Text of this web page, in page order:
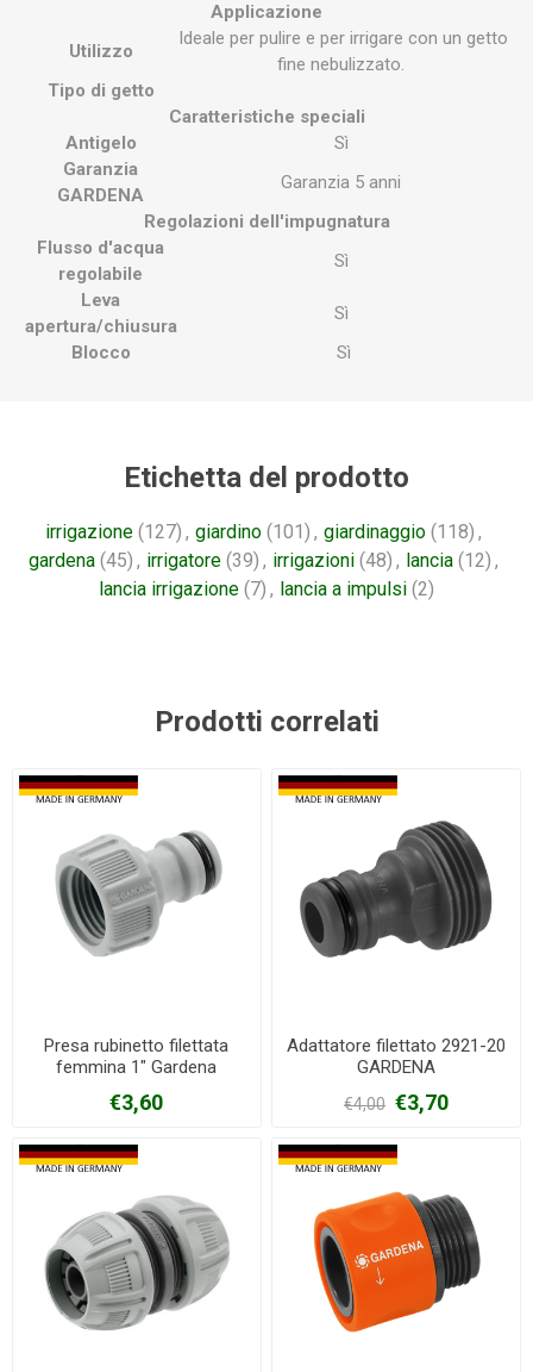
Applicazione
Utilizzo
Ideale per pulire e per irrigare con un getto
fine nebulizzato.
Tipo di getto
Caratteristiche speciali
Antigelo
Sì
Garanzia
GARDENA
Garanzia 5 anni
Regolazioni dell'impugnatura
Flusso d'acqua
regolabile
Sì
Leva
apertura/chiusura
Sì
Blocco
Sì
Etichetta del prodotto
irrigazione (127) , giardino (101) , giardinaggio (118) ,
gardena (45) , irrigatore (39) , irrigazioni (48) , lancia (12) ,
lancia irrigazione (7) , lancia a impulsi (2)
Prodotti correlati
Presa rubinetto filettata
femmina 1" Gardena
€3,60
Adattatore filettato 2921-20
GARDENA
€4,00 €3,70